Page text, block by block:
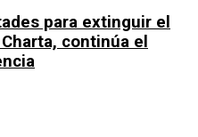
para extinguir el
continúa el